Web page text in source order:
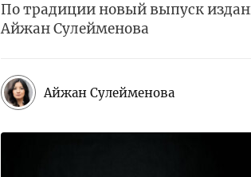
По традиции новый выпуск
Айжан Сулейменова
Айжан Сулейменова